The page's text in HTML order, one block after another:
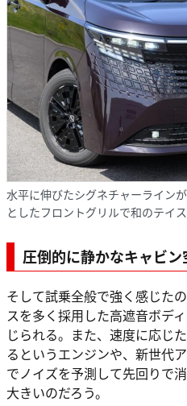
水平に伸びたシグネチャーライン
としたフロントグリルで和のテイ
圧倒的に静かなキャビン
そして試乗全般で強く感じた
スを多く採用した高遮音ボデ
じられる。また、速度に応じ
るというエンジンや、新世代
でノイズを予測して先回りで
大きいのだろう。